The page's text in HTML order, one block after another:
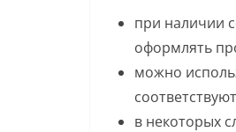
при наличии
оформлять
можно
в некоторых